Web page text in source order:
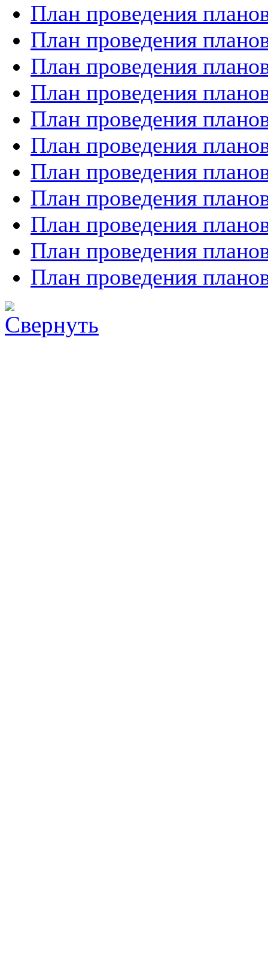
План проведения
План проведения
План проведения
План проведения
План проведения
План проведения
План проведения
План проведения
План проведения
План проведения
План проведения